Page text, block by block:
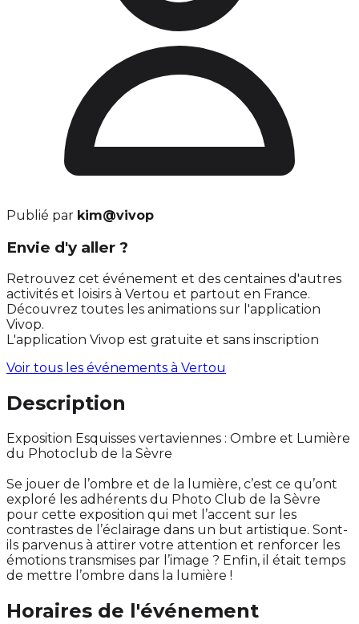
Publié par kim@vivop
Envie d'y aller ?
Retrouvez cet événement et des centaines d'autres
activités et loisirs à Vertou et partout en France.
Découvrez toutes les animations sur l'application
Vivop.
L'application Vivop est gratuite et sans inscription
Voir tous les événements à Vertou
Description
Exposition Esquisses vertaviennes : Ombre et Lumière
du Photoclub de la Sèvre
Se jouer de l’ombre et de la lumière, c’est ce qu’ont
exploré les adhérents du Photo Club de la Sèvre
pour cette exposition qui met l’accent sur les
contrastes de l’éclairage dans un but artistique. Sont-
ils parvenus à attirer votre attention et renforcer les
émotions transmises par l’image ? Enfin, il était temps
de mettre l’ombre dans la lumière !
Horaires de l'événement